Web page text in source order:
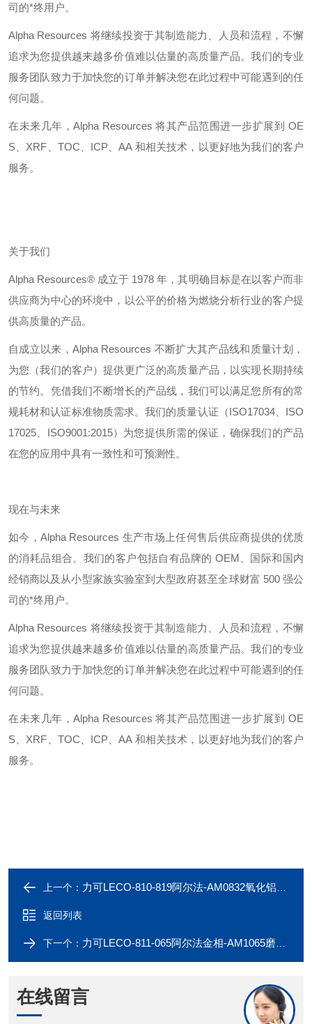
司的*终用户。
Alpha Resources 将继续投资于其制造能力、人员和流程，不懈
追求为您提供越来越多价值难以估量的高质量产品。我们的专业
服务团队致力于加快您的订单并解决您在此过程中可能遇到的任
何问题。
在未来几年，Alpha Resources将其产品范围进一步扩展到OE
S
XRF TOC ICP 、AA 和相关技术，以更好地为我们的客户
服务。
关于我们
Alpha Resources® 成立于 1978年，其明确目标是在以客户而非
供应商为中心的环境中，以公平的价格为燃烧分析行业的客户提
供高质量的产品。
自成立以来， Alpha Resources 不断扩大其产品线和质量计划，
为您（我们的客户）提供更广泛的高质量产品，以实现长期持续
的节约。凭借我们不断增长的产品线，我们可以满足您所有的常
规耗材和认证标准物质需求。我们的质量认证（ISO17034、 ISO
17025
ISO9001:2015）为您提供所需的保证，确保我们的产品
在您的应用中具有一致性和可预测性。
现在与未来
如今， Alpha Resources 生产市场上任何售后供应商提供的优质
的消耗品组合。我们的客户包括自有品牌的 OEM 、国际和国内
经销商以及从小型家族实验室到大型政府甚至全球财富 500 强公
司的*终用户。
Alpha Resources 将继续投资于其制造能力、人员和流程，不懈
追求为您提供越来越多价值难以估量的高质量产品。我们的专业
服务团队致力于加快您的订单并解决您在此过程中可能遇到的任
何问题。
在未来几年，Alpha Resources将其产品范围进一步扩展到OE
S
XRF TOC ICP 、AA 和相关技术，以更好地为我们的客户
服务。
上一个： 力可LECO-810-819阿尔法-AM0832氧化铝悬浮液，1 微米
返回列表
下一个： 力可LECO-811-065阿尔法金相-AM1065磨料切割片，氧化铝
在线留言